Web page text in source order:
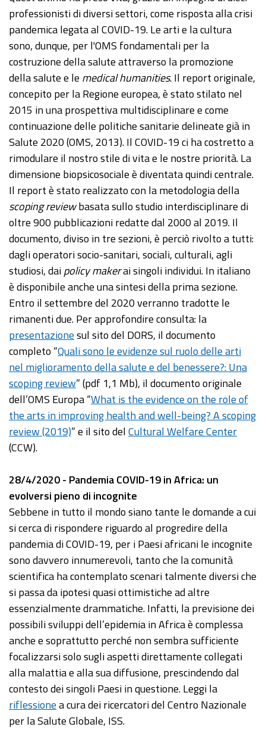
professionisti di diversi settori, come risposta alla crisi
pandemica legata al COVID-19. Le arti e la cultura
sono, dunque, per l'OMS fondamentali per la
costruzione della salute attraverso la promozione
della salute e le medical humanities. Il report originale,
concepito per la Regione europea, è stato stilato nel
2015 in una prospettiva multidisciplinare e come
continuazione delle politiche sanitarie delineate già in
Salute 2020 (OMS, 2013). Il COVID-19 ci ha costretto a
rimodulare il nostro stile di vita e le nostre priorità. La
dimensione biopsicosociale è diventata quindi centrale.
Il report è stato realizzato con la metodologia della
scoping reviewbasata sullo studio interdisciplinare di
oltre 900 pubblicazioni redatte dal 2000 al 2019. Il
documento, diviso in tre sezioni, è perciò rivolto a tutti:
dagli operatori socio-sanitari, sociali, culturali, agli
studiosi, daipolicy makerai singoli individui. In italiano
è disponibile anche una sintesi della prima sezione.
Entro il settembre del 2020 verranno tradotte le
rimanenti due. Per approfondire consulta: la
presentazionesul sito del DORS, il documento
completo “Quali sono le evidenze sul ruolo delle arti
nel miglioramento della salute e del benessere?: Una
scoping review” (pdf 1,1 Mb), il documento originale
dell’OMS Europa “What is the evidence on the role of
the arts in improving health and well-being? A scoping
review (2019)” e il sito delCultural Welfare Center
(CCW).
28/4/2020 - Pandemia COVID-19 in Africa: un
evolversi pieno di incognite
Sebbene in tutto il mondo siano tante le domande a cui
si cerca di rispondere riguardo al progredire della
pandemia di COVID-19, per i Paesi africani le incognite
sono davvero innumerevoli, tanto che la comunità
scientifica ha contemplato scenari talmente diversi che
si passa da ipotesi quasi ottimistiche ad altre
essenzialmente drammatiche. Infatti, la previsione dei
possibili sviluppi dell’epidemia in Africa è complessa
anche e soprattutto perché non sembra sufficiente
focalizzarsi solo sugli aspetti direttamente collegati
alla malattia e alla sua diffusione, prescindendo dal
contesto dei singoli Paesi in questione. Leggi la
riflessionea cura dei ricercatori del Centro Nazionale
per la Salute Globale, ISS.